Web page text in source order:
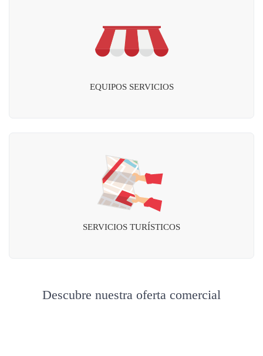
EQUIPOS SERVICIOS
SERVICIOS TURÍSTICOS
Descubre nuestra oferta comercial